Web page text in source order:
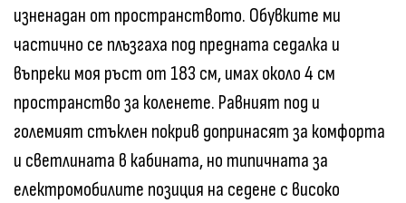
изненадан от пространството. Обувките ми
частично се плъзгаха под предната седалка и
въпреки моя ръст от 183 см, имах около 4 см
пространство за коленете. Равният под и
големият стъклен покрив допринасят за комфорта
и светлината в кабината, но типичната за
електромобилите позиция на седене с високо